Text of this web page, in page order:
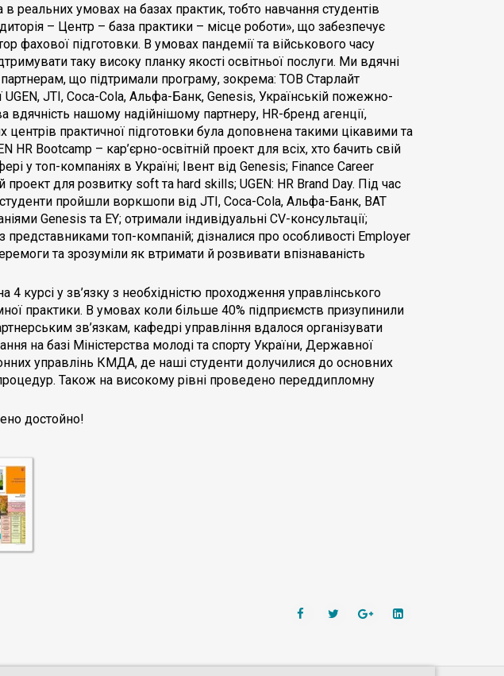
реальних умовах на базах практик, тобто навчання студентів
– Центр – база практики – місце роботи», що забезпечує
фахової підготовки. В умовах пандемії та військового часу
таку високу планку якості освітньої послуги. Ми вдячні
що підтримали програму, зокрема: ТОВ Старлайт
JTI, Coca-Cola, Альфа-Банк, Genesis, Українській пожежно-
вдячність нашому надійнішому партнеру, HR-бренд агенції,
практичної підготовки була доповнена такими цікавими та
HR Bootcamp – кар’єрно-освітній проект для всіх, хто бачить свій
у топ-компаніях в Україні; Івент від Genesis; Finance Career
проект для розвитку soft та hard skills; UGEN: HR Brand Day. Під час
студенти пройшли воркшопи від JTI, Coca-Cola, Альфа-Банк, BAT
Genesis та EY; отримали індивідуальні CV-консультації;
представниками топ-компаній; дізналися про особливості Employer
та зрозуміли як втримати й розвивати впізнаваність
4 курсі у зв’язку з необхідністю проходження управлінського
практики. В умовах коли більше 40% підприємств призупинили
зв’язкам, кафедрі управління вдалося організувати
на базі Міністерства молоді та спорту України, Державної
управлінь КМДА, де наші студенти долучилися до основних
Також на високому рівні проведено переддипломну
достойно!